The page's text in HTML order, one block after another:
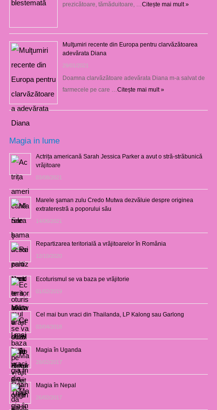
prezicătoare, tămăduitoare, … Citește mai mult »
Mulţumiri recente din Europa pentru clarvăzătoarea
adevărata Diana
29/01/2021
Doamna clarvăzătoare adevărata Diana m-a salvat de
farmecele pe care … Citește mai mult »
Magia in lume
Actrița americană Sarah Jessica Parker a avut o stră-străbunică
vrăjitoare
03/08/2021
Marele şaman zulu Credo Mutwa dezvăluie despre originea
extraterestră a poporului său
14/06/2021
Repartizarea teritorială a vrăjitoarelor în România
12/10/2020
Ecoturismul se va baza pe vrăjitorie
01/02/2019
Cel mai bun vraci din Thailanda, LP Kalong sau Garlong
03/04/2018
Magia în Uganda
28/02/2017
Magia în Nepal
26/02/2017